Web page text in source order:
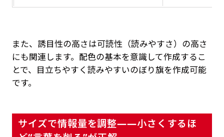
また、誘目性の高さは可読性（読みやすさ）の高さ
にも関連します。配色の基本を意識して作成するこ
とで、目立ちやすく読みやすいのぼり旗を作成可能
です。
サイズで情報量を調整——小さくするほ